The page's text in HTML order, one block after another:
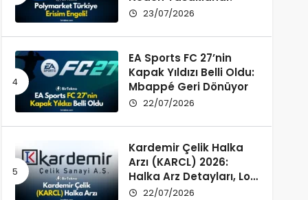
23/07/2026
EA Sports FC 27’nin
Kapak Yıldızı Belli Oldu:
Mbappé Geri Dönüyor
22/07/2026
Kardemir Çelik Halka
Arzı (KARCL) 2026:
Halka Arz Detayları, Lot
Dağılımı ve Şirket Profili
22/07/2026